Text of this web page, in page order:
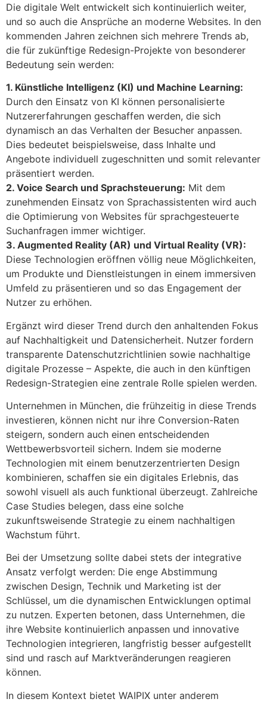
Die digitale Welt entwickelt sich kontinuierlich weiter,
und so auch die Ansprüche an moderne Websites. In den
kommenden Jahren zeichnen sich mehrere Trends ab,
die für zukünftige Redesign-Projekte von besonderer
Bedeutung sein werden:
1. Künstliche Intelligenz (KI) und Machine Learning:
Durch den Einsatz von KI können personalisierte
Nutzererfahrungen geschaffen werden, die sich
dynamisch an das Verhalten der Besucher anpassen.
Dies bedeutet beispielsweise, dass Inhalte und
Angebote individuell zugeschnitten und somit relevanter
präsentiert werden.
2. Voice Search und Sprachsteuerung: Mit dem
zunehmenden Einsatz von Sprachassistenten wird auch
die Optimierung von Websites für sprachgesteuerte
Suchanfragen immer wichtiger.
3. Augmented Reality (AR) und Virtual Reality (VR):
Diese Technologien eröffnen völlig neue Möglichkeiten,
um Produkte und Dienstleistungen in einem immersiven
Umfeld zu präsentieren und so das Engagement der
Nutzer zu erhöhen.
Ergänzt wird dieser Trend durch den anhaltenden Fokus
auf Nachhaltigkeit und Datensicherheit. Nutzer fordern
transparente Datenschutzrichtlinien sowie nachhaltige
digitale Prozesse – Aspekte, die auch in den künftigen
Redesign-Strategien eine zentrale Rolle spielen werden.
Unternehmen in München, die frühzeitig in diese Trends
investieren, können nicht nur ihre Conversion-Raten
steigern, sondern auch einen entscheidenden
Wettbewerbsvorteil sichern. Indem sie moderne
Technologien mit einem benutzerzentrierten Design
kombinieren, schaffen sie ein digitales Erlebnis, das
sowohl visuell als auch funktional überzeugt. Zahlreiche
Case Studies belegen, dass eine solche
zukunftsweisende Strategie zu einem nachhaltigen
Wachstum führt.
Bei der Umsetzung sollte dabei stets der integrative
Ansatz verfolgt werden: Die enge Abstimmung
zwischen Design, Technik und Marketing ist der
Schlüssel, um die dynamischen Entwicklungen optimal
zu nutzen. Experten betonen, dass Unternehmen, die
ihre Website kontinuierlich anpassen und innovative
Technologien integrieren, langfristig besser aufgestellt
sind und rasch auf Marktveränderungen reagieren
können.
In diesem Kontext bietet WAIPIX unter anderem